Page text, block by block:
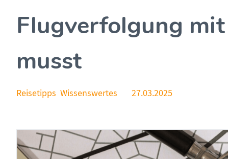
Flugverfolgung
musst
Reisetipps Wissenswertes 27.03.2025